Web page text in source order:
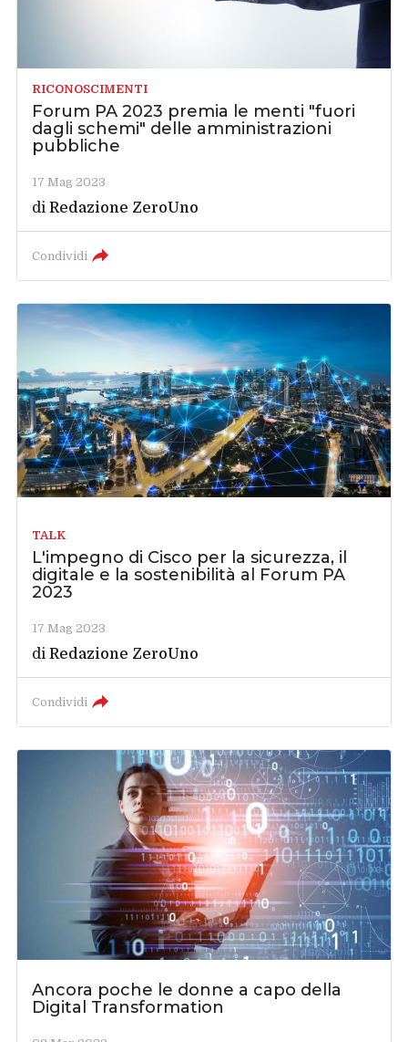
RICONOSCIMENTI
Forum PA 2023 premia le menti "fuori
dagli schemi" delle amministrazioni
pubbliche
17 Mag 2023
diRedazione ZeroUno
Condividi
TALK
L'impegno di Cisco per la sicurezza, il
digitale e la sostenibilità al Forum PA
2023
17 Mag 2023
diRedazione ZeroUno
Condividi
Ancora poche le donne a capo della
Digital Transformation